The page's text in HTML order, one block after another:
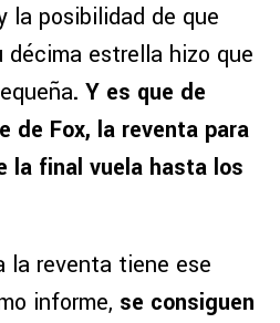
la posibilidad de que
décima estrella hizo que
. Y es que de
de Fox, la reventa para
la final vuela hasta los
la reventa tiene ese
informe, se consiguen